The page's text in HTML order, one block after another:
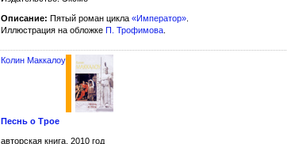
Описание: Пятый роман цикла «Император».
Иллюстрация на обложке П. Трофимова.
Колин Маккалоу
Песнь о Трое
авторская книга, 2010 год